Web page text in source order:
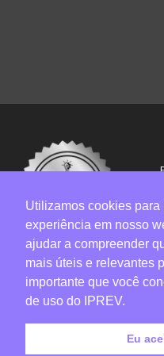
Utilizamos cookies
experiência em nosso
ajudar a compreender
mais úteis e relevantes
importante que você
de uso do IPREV.
Eu